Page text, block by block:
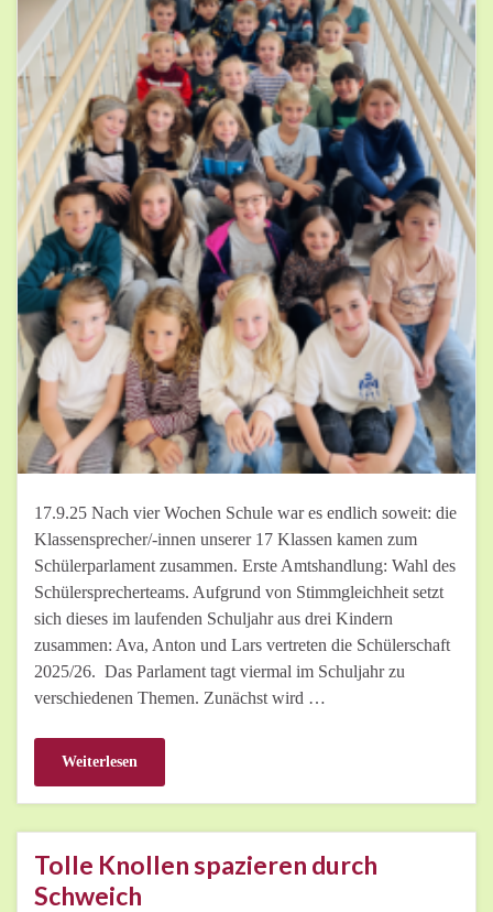
17.9.25 Nach vier Wochen Schule war es endlich soweit: die
Klassensprecher/-innen unserer 17 Klassen kamen zum
Schülerparlament zusammen. Erste Amtshandlung: Wahl des
Schülersprecherteams. Aufgrund von Stimmgleichheit setzt
sich dieses im laufenden Schuljahr aus drei Kindern
zusammen: Ava, Anton und Lars vertreten die Schülerschaft
2025/26. Das Parlament tagt viermal im Schuljahr zu
verschiedenen Themen. Zunächst wird …
Weiterlesen
Tolle Knollen spazieren durch
Schweich